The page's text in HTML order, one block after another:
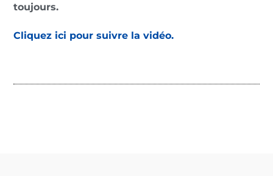
toujours.
Cliquez ici pour suivre la vidéo.